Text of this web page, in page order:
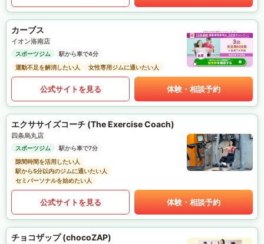
カーブス
イオン洛南店
スポーツジム
駅から車で4分
運動不足を解消したい人
女性専用ジムに通いたい人
公式サイトを見る 体験・相談予約
エクササイズコーチ (The Exercise Coach)
四条烏丸店
スポーツジム
駅から車で7分
隙間時間を活用したい人
駅から5分以内のジムに通いたい人
セミパーソナルを始めたい人
公式サイトを見る 体験・相談予約
チョコザップ (chocoZAP)